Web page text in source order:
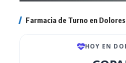
Farmacia de Turno en Dolores